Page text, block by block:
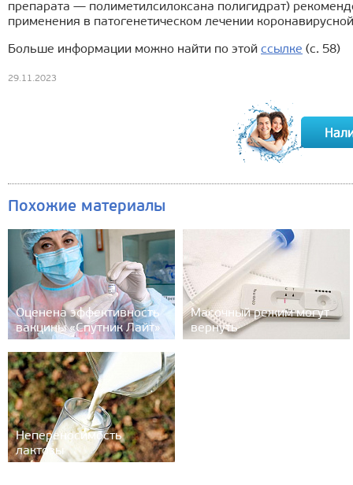
препарата — полиметилсилоксана полигидрат)
применения в патогенетическом лечении
Больше информации можно найти по этой ссылке (с. 58)
29.11.2023
Похожие материалы
Оценена эффективность
вакцины «Спутник Лайт»
Масочный режим могут
вернуть
Непереносимость
лактозы